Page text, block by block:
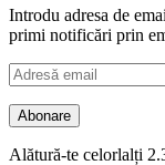
Introdu adresa de
primi notificări prin
Adresă
email
Abonare
Alătură-te celorlalți